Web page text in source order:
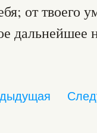
от твоего
дальнейшее